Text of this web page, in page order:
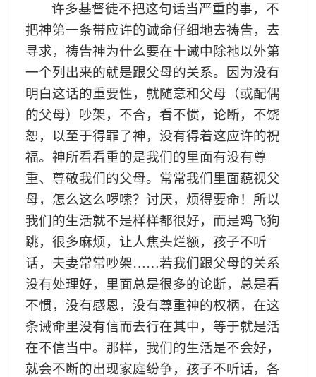
许多基督徒不把这句话当严重的事，不
把神第一条带应许的诫命仔细地去祷告，去
寻求，祷告神为什么要在十诫中 除祂以外第
一个列出来的就是跟父母的关系。因为没有
明白这话的重要性，就随意和父母（或配偶
的父母）吵架，不合，看不惯，论断，不饶
恕，以至于得罪了神，没有得着这应许的祝
福。 神所看看重的是我们的里面有没有尊
重、 尊敬我们的父母。 常常我们里面藐视父
母， 怎么这么啰嗦？讨厌，烦得要命！ 所以
我们的生活就不是样样都很好， 而是鸡飞狗
跳，很多麻烦，让人焦头烂额，孩子不听
话，夫妻常常吵架……若我们跟父母的关系
没有处理好，里面总是很多的论断，总是看
不惯，没有感恩，没有尊重神的权柄，在这
条诫命里没有信而去行在其中， 等于就是活
在不信当中。那样，我们的生活是不会好，
就会不断的出现家庭纷争， 孩子不听话， 各